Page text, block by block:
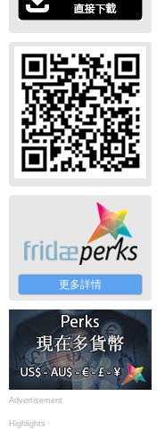
更多詳情
Advertisement
Highlights